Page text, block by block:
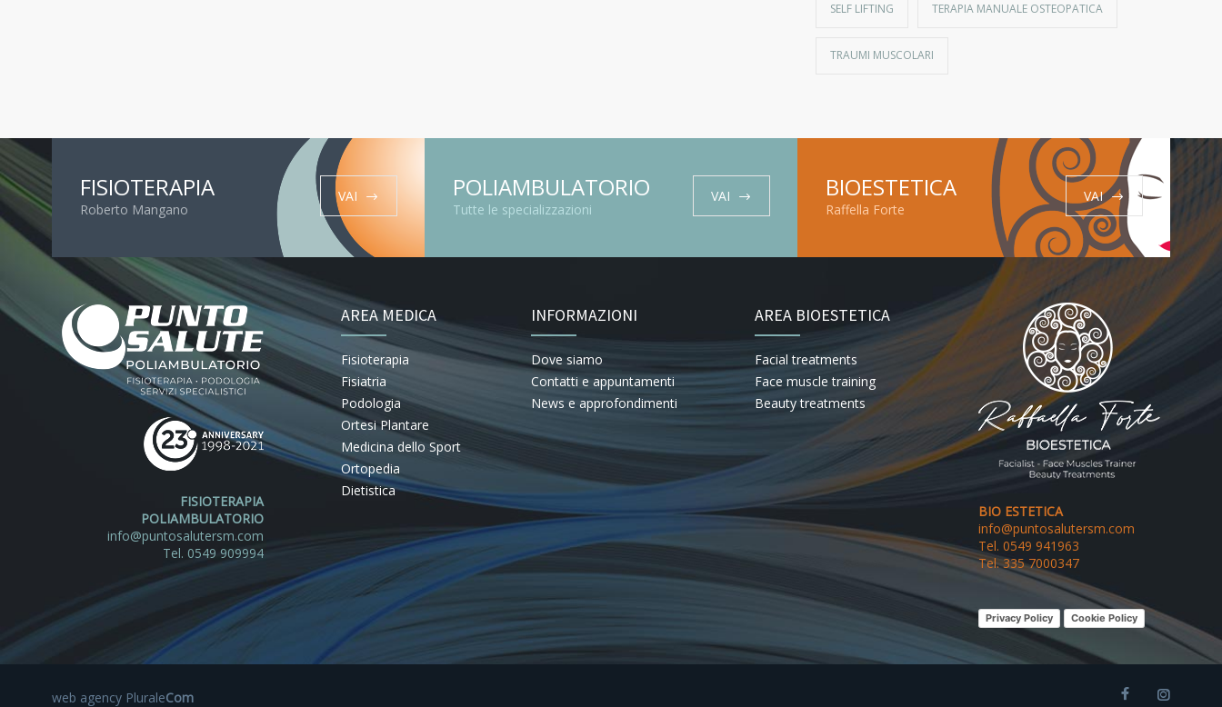
SELF LIFTING TERAPIA MANUALE OSTEOPATICA
TRAUMI MUSCOLARI
FISIOTERAPIA
Roberto Mangano
VAI POLIAMBULATORIO
Tutte le specializzazioni
VAI BIOESTETICA
Raffella Forte
VAI
FISIOTERAPIA
POLIAMBULATORIO
info@puntosalutersm.com
Tel. 0549 909994
AREA MEDICA
Fisioterapia
Fisiatria
Podologia
Ortesi Plantare
Medicina dello Sport
Ortopedia
Dietistica
INFORMAZIONI
Dove siamo
Contatti e appuntamenti
News e approfondimenti
AREA BIOESTETICA
Facial treatments
Face muscle training
Beauty treatments
BIO ESTETICA
info@puntosalutersm.com
Tel. 0549 941963
Tel. 335 7000347
Privacy Policy Cookie Policy
web agency PluraleCom